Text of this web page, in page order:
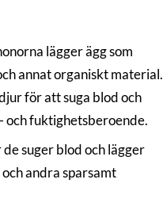
lägger ägg som
annat organiskt material.
för att suga blod och
och fuktighetsberoende.
suger blod och lägger
andra sparsamt